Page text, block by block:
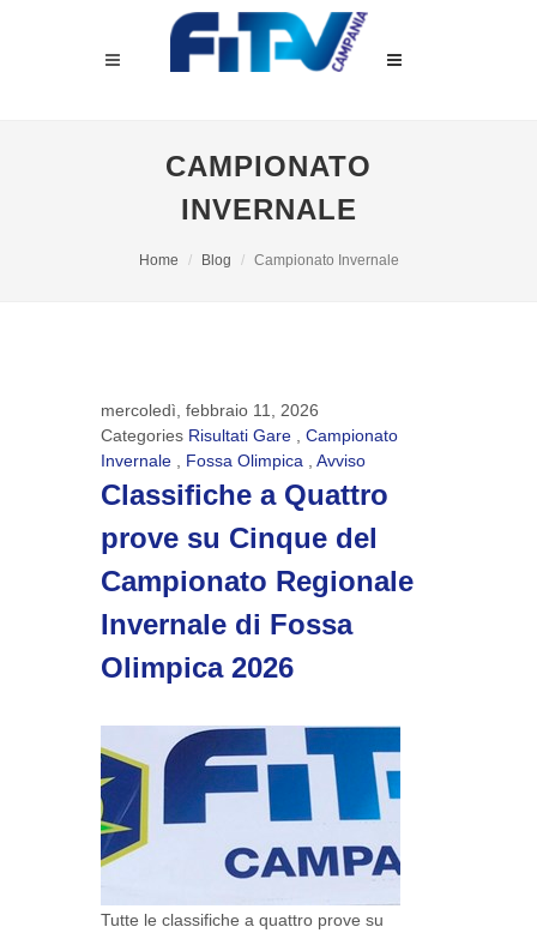
CAMPIONATO
INVERNALE
Home Blog Campionato Invernale
mercoledì, febbraio 11, 2026
Categories Risultati Gare
Campionato
Invernale
Fossa Olimpica Avviso
Classifiche a Quattro
prove su Cinque del
Campionato Regionale
Invernale di Fossa
Olimpica 2026
Tutte le classifiche a quattro prove su